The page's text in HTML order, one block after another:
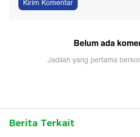
Kirim Komentar
Belum ada
Jadilah yang pertama
Berita Terkait